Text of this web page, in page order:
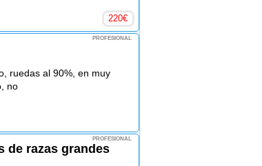
220€
PROFESIONAL
ruedas al 90%, en muy
no
PROFESIONAL
de razas grandes